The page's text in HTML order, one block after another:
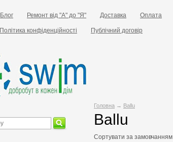
Блог Ремонт від "А" до "Я" Доставка Оплата
Політика конфіденційності Публічний договір
Головна → Ballu
Ballu
Сортувати за замовчанням